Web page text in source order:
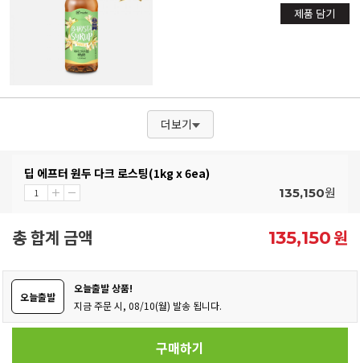
제품 담기
더보기
딥 에프터 원두 다크 로스팅(1kg x 6ea)
135,150원
총 합계 금액 135,150원
오늘출발
오늘출발 상품!
지금 주문 시, 08/10(월) 발송 됩니다.
구매하기